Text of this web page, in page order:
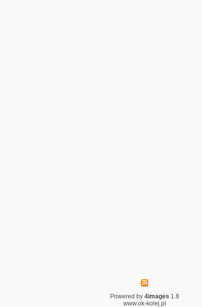
Powered by 4images 1.8
www.ok-kolej.pl